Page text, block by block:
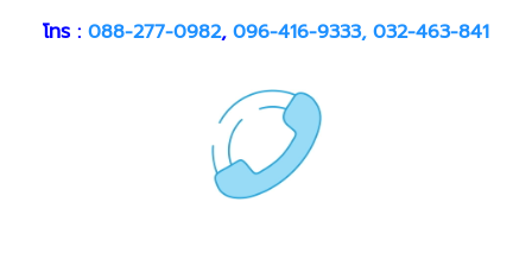
โทร : 088-277-0982,096-416-9333, 032-463-841